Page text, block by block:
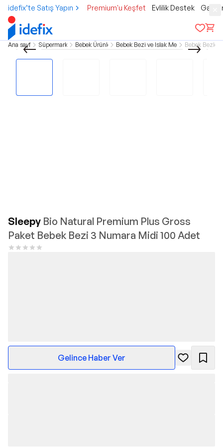
idefix’te Satış Yapın Premium'u Keşfet Evlilik Destek
Ana sayfa Süpermarket Bebek Ürünleri Bebek Bezi ve Islak MendilBebek Bezleri
Sleepy Bio Natural Premium Plus Gross
Paket Bebek Bezi 3 Numara Midi 100 Adet
Gelince Haber Ver